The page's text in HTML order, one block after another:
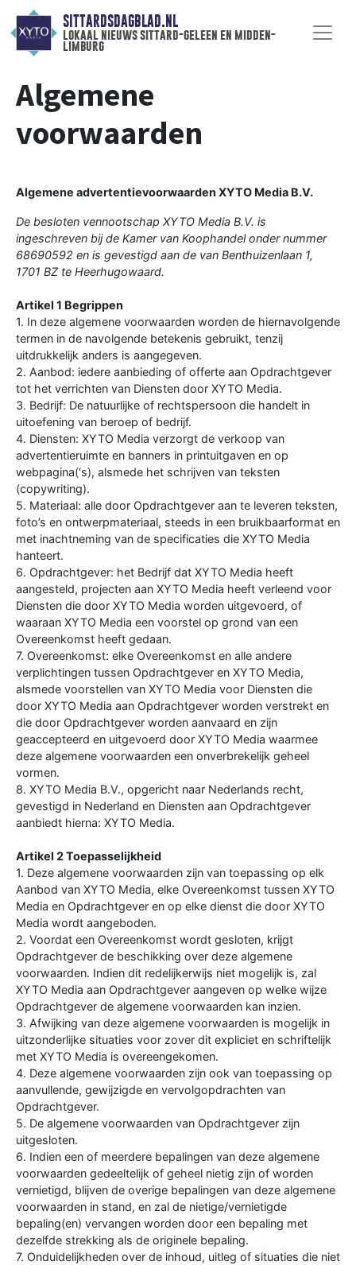
SITTARDSDAGBLAD.NL
lokaal nieuws sittard-geleen en midden-
limburg
Algemene
voorwaarden
Algemene advertentievoorwaarden XYTO Media B.V.
De besloten vennootschap XYTO Media B.V. is
ingeschreven bij de Kamer van Koophandel onder nummer
68690592 en is gevestigd aan de van Benthuizenlaan 1,
1701 BZ te Heerhugowaard.
Artikel 1 Begrippen
1. In deze algemene voorwaarden worden de hiernavolgende
termen in de navolgende betekenis gebruikt, tenzij
uitdrukkelijk anders is aangegeven.
2. Aanbod: iedere aanbieding of offerte aan Opdrachtgever
tot het verrichten van Diensten door XYTO Media.
3. Bedrijf: De natuurlijke of rechtspersoon die handelt in
uitoefening van beroep of bedrijf.
4. Diensten: XYTO Media verzorgt de verkoop van
advertentieruimte en banners in printuitgaven en op
webpagina(‘s), alsmede het schrijven van teksten
(copywriting).
5. Materiaal: alle door Opdrachtgever aan te leveren teksten,
foto’s en ontwerpmateriaal, steeds in een bruikbaarformat en
met inachtneming van de specificaties die XYTO Media
hanteert.
6. Opdrachtgever: het Bedrijf dat XYTO Media heeft
aangesteld, projecten aan XYTO Media heeft verleend voor
Diensten die door XYTO Media worden uitgevoerd, of
waaraan XYTO Media een voorstel op grond van een
Overeenkomst heeft gedaan.
7. Overeenkomst: elke Overeenkomst en alle andere
verplichtingen tussen Opdrachtgever en XYTO Media,
alsmede voorstellen van XYTO Media voor Diensten die
door XYTO Media aan Opdrachtgever worden verstrekt en
die door Opdrachtgever worden aanvaard en zijn
geaccepteerd en uitgevoerd door XYTO Media waarmee
deze algemene voorwaarden een onverbrekelijk geheel
vormen.
8. XYTO Media B.V., opgericht naar Nederlands recht,
gevestigd in Nederland en Diensten aan Opdrachtgever
aanbiedt hierna: XYTO Media.
Artikel 2 Toepasselijkheid
1. Deze algemene voorwaarden zijn van toepassing op elk
Aanbod van XYTO Media, elke Overeenkomst tussen XYTO
Media en Opdrachtgever en op elke dienst die door XYTO
Media wordt aangeboden.
2. Voordat een Overeenkomst wordt gesloten, krijgt
Opdrachtgever de beschikking over deze algemene
voorwaarden. Indien dit redelijkerwijs niet mogelijk is, zal
XYTO Media aan Opdrachtgever aangeven op welke wijze
Opdrachtgever de algemene voorwaarden kan inzien.
3. Afwijking van deze algemene voorwaarden is mogelijk in
uitzonderlijke situaties voor zover dit expliciet en schriftelijk
met XYTO Media is overeengekomen.
4. Deze algemene voorwaarden zijn ook van toepassing op
aanvullende, gewijzigde en vervolgopdrachten van
Opdrachtgever.
5. De algemene voorwaarden van Opdrachtgever zijn
uitgesloten.
6. Indien een of meerdere bepalingen van deze algemene
voorwaarden gedeeltelijk of geheel nietig zijn of worden
vernietigd, blijven de overige bepalingen van deze algemene
voorwaarden in stand, en zal de nietige/vernietigde
bepaling(en) vervangen worden door een bepaling met
dezelfde strekking als de originele bepaling.
7. Onduidelijkheden over de inhoud, uitleg of situaties die niet